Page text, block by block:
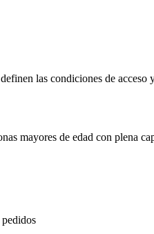
las condiciones de
mayores de edad con plena